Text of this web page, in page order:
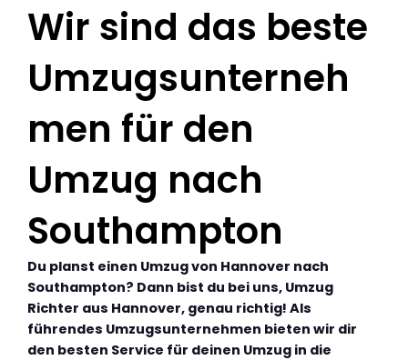
Wir sind das beste
Umzugsunterneh
men für den
Umzug nach
Southampton
Du planst einen Umzug von Hannover nach
Southampton? Dann bist du bei uns, Umzug
Richter aus Hannover, genau richtig! Als
führendes Umzugsunternehmen bieten wir dir
den besten Service für deinen Umzug in die